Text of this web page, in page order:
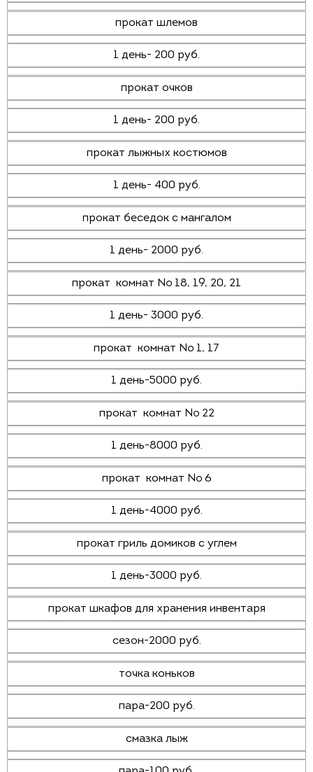
прокат шлемов
1 день- 200 руб.
прокат очков
1 день- 200 руб.
прокат лыжных костюмов
1 день- 400 руб.
прокат беседок с мангалом
1 день- 2000 руб.
прокат комнат № 18, 19, 20, 21
1 день- 3000 руб.
прокат комнат № 1, 17
1 день-5000 руб.
прокат комнат № 22
1 день-8000 руб.
прокат комнат № 6
1 день-4000 руб.
прокат гриль домиков с углем
1 день-3000 руб.
прокат шкафов для хранения инвентаря
сезон-2000 руб.
точка коньков
пара-200 руб.
смазка лыж